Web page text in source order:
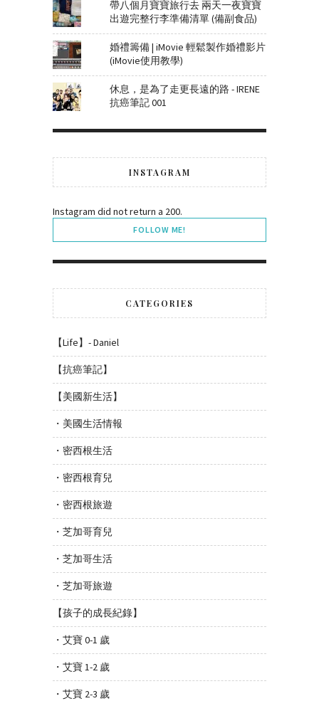
帶八個月寶寶旅行去 兩天一夜寶寶
出遊完整行李準備清單 (備副食品)
婚禮籌備 | iMovie 輕鬆製作婚禮影片
(iMovie使用教學)
休息，是為了走更長遠的路 - IRENE
抗癌筆記 001
INSTAGRAM
Instagram did not return a 200.
FOLLOW ME!
CATEGORIES
【Life】- Daniel
【抗癌筆記】
【美國新生活】
・美國生活情報
・密西根生活
・密西根育兒
・密西根旅遊
・芝加哥育兒
・芝加哥生活
・芝加哥旅遊
【孩子的成長紀錄】
・艾寶 0-1 歲
・艾寶 1-2 歲
・艾寶 2-3 歲